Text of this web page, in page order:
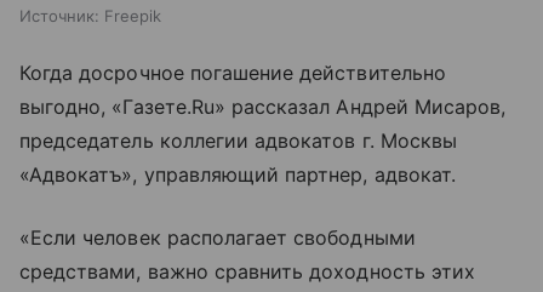
Источник: Freepik
Когда досрочное погашение действительно
выгодно, «Газете.Ru» рассказал Андрей Мисаров,
председатель коллегии адвокатов г. Москвы
«Адвокатъ», управляющий партнер, адвокат.
«Если человек располагает свободными
средствами, важно сравнить доходность этих